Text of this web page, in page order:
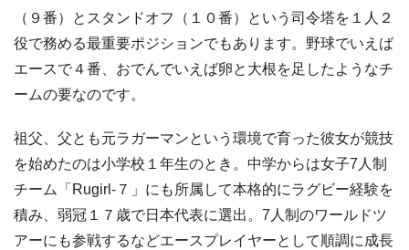
（９番）とスタンドオフ（１０番）という司令塔を１人２
役で務める最重要ポジションでもあります。野球でいえば
エースで４番、おでんでいえば卵と大根を足したようなチ
ームの要なのです。
祖父、父とも元ラガーマンという環境で育った彼女が競技
を始めたのは小学校１年生のとき。中学からは女子7人制
チーム「Rugirl-７」にも所属して本格的にラグビー経験を
積み、弱冠１７歳で日本代表に選出。7人制のワールドツ
アーにも参戦するなどエースプレイヤーとして順調に成長